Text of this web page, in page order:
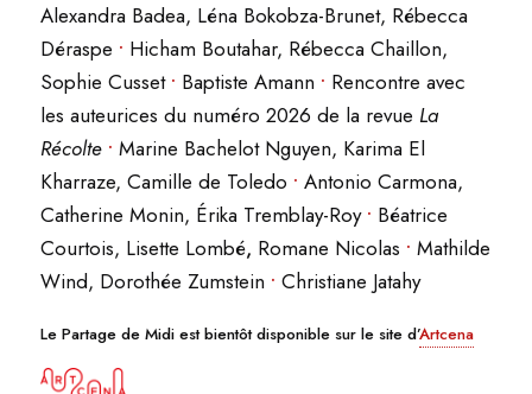
Alexandra Badea, Léna Bokobza-Brunet, Rébecca
Déraspe • Hicham Boutahar, Rébecca Chaillon,
Sophie Cusset• Baptiste Amann • Rencontre avec
les auteurices du numéro 2026 de la revue La
Récolte• Marine Bachelot Nguyen, Karima El
Kharraze, Camille de Toledo • Antonio Carmona,
Catherine Monin, Érika Tremblay-Roy• Béatrice
Courtois, Lisette Lombé, Romane Nicolas • Mathilde
Wind, Dorothée Zumstein • Christiane Jatahy
Le Partage de Midi est bientôt disponible sur le site d’Artcena